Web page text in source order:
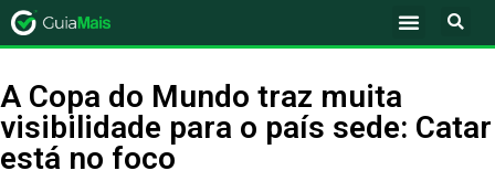
A Copa do Mundo traz muita
visibilidade para o país sede: Catar
está no foco